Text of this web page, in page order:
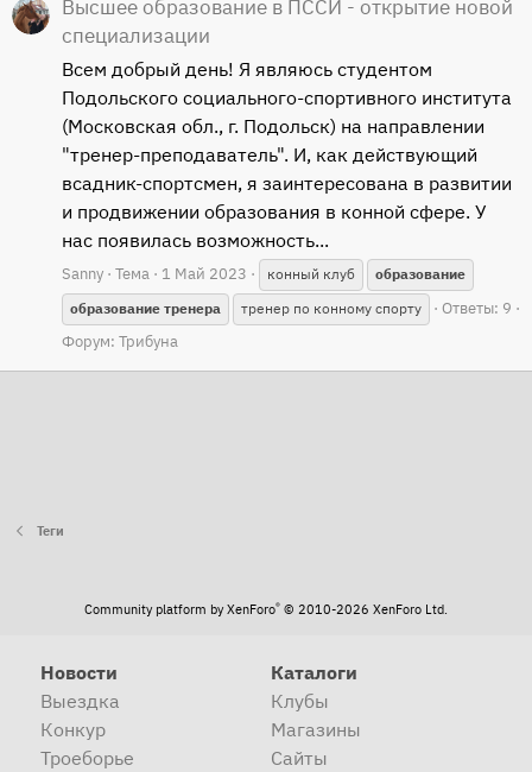
Высшее образование в ПССИ - открытие новой
специализации
Всем добрый день! Я являюсь студентом
Подольского социального-спортивного института
(Московская обл., г. Подольск) на направлении
"тренер-преподаватель". И, как действующий
всадник-спортсмен, я заинтересована в развитии
и продвижении образования в конной сфере. У
нас появилась возможность...
Sanny Тема 1 Май 2023 конный клуб
образование
образование тренера тренер по конному спорту
Ответы: 9
Форум: Трибуна
Теги
Community platform by XenForo® © 2010-2026 XenForo Ltd.
Новости
Выездка
Конкур
Троеборье
Каталоги
Клубы
Магазины
Сайты